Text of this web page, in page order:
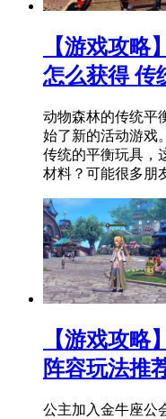
【游戏攻略
怎么获得 传
动物森林的传统平
始了新的活动游戏
传统的平衡玩具，
材料？可能很多朋
【游戏攻略
阵容玩法推
公主加入金牛座公